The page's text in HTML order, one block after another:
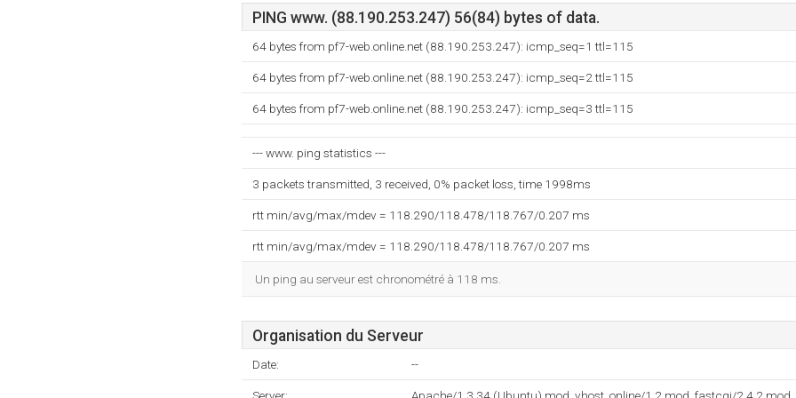
PING www. (88.190.253.247) 56(84) bytes of data.
64 bytes from pf7-web.online.net (88.190.253.247): icmp_seq=1 ttl=115
64 bytes from pf7-web.online.net (88.190.253.247): icmp_seq=2 ttl=115
64 bytes from pf7-web.online.net (88.190.253.247): icmp_seq=3 ttl=115
--- www. ping statistics ---
3 packets transmitted, 3 received, 0% packet loss, time 1998ms
rtt min/avg/max/mdev = 118.290/118.478/118.767/0.207 ms
rtt min/avg/max/mdev = 118.290/118.478/118.767/0.207 ms
Un ping au serveur est chronométré à 118 ms.
Organisation du Serveur
Date: --